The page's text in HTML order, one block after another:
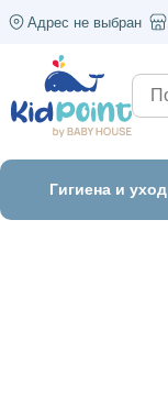
Адрес не выбран
Гигиена и уход